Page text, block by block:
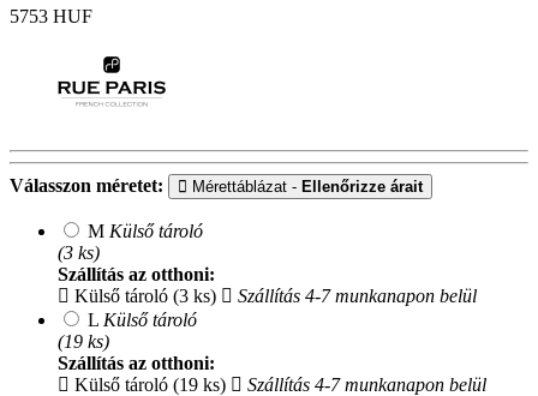
5753 HUF
Válasszon méretet: Mérettáblázat - Ellenőrizze árait
M Külső tároló
(3 ks)
Szállítás az otthoni:
Külső tároló (3 ks)
Szállítás 4-7 munkanapon belül
L Külső tároló
(19 ks)
Szállítás az otthoni:
Külső tároló (19 ks)
Szállítás 4-7 munkanapon belül